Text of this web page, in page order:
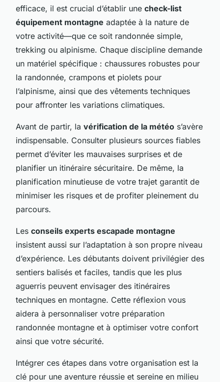
efficace, il est crucial d’établir une check-list
équipement montagne adaptée à la nature de
votre activité—que ce soit randonnée simple,
trekking ou alpinisme. Chaque discipline demande
un matériel spécifique : chaussures robustes pour
la randonnée, crampons et piolets pour
l’alpinisme, ainsi que des vêtements techniques
pour affronter les variations climatiques.
Avant de partir, la vérification de la météo s’avère
indispensable. Consulter plusieurs sources fiables
permet d’éviter les mauvaises surprises et de
planifier un itinéraire sécuritaire. De même, la
planification minutieuse de votre trajet garantit de
minimiser les risques et de profiter pleinement du
parcours.
Les conseils experts escapade montagne
insistent aussi sur l’adaptation à son propre niveau
d’expérience. Les débutants doivent privilégier des
sentiers balisés et faciles, tandis que les plus
aguerris peuvent envisager des itinéraires
techniques en montagne. Cette réflexion vous
aidera à personnaliser votre préparation
randonnée montagne et à optimiser votre confort
ainsi que votre sécurité.
Intégrer ces étapes dans votre organisation est la
clé pour une aventure réussie et sereine en milieu